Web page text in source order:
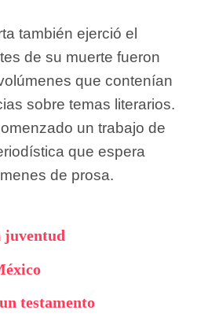
también ejerció el
de su muerte fueron
que contenían
sobre temas literarios.
un trabajo de
que espera
de prosa.
juventud
testamento